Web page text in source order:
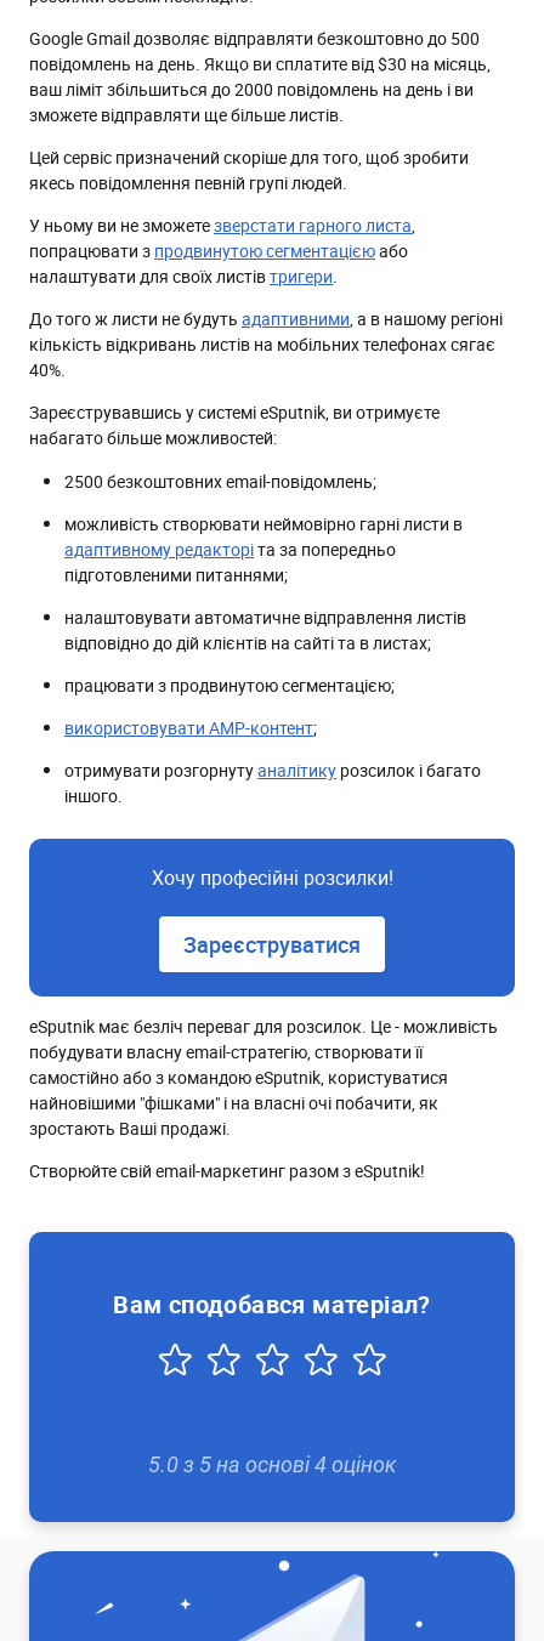
Google Gmail дозволяє відправляти безкоштовно до 500
повідомлень на день. Якщо ви сплатите від $30 на місяць,
ваш ліміт збільшиться до 2000 повідомлень на день і ви
зможете відправляти ще більше листів.
Цей сервіс призначений скоріше для того, щоб зробити
якесь повідомлення певній групі людей.
У ньому ви не зможетезверстати гарного листа
попрацювати з продвинутою сегментацієюабо
налаштувати для своїх листівтригери
До того ж листи не будуть адаптивними , а в нашому регіоні
кількість відкривань листів на мобільних телефонах сягає
40%.
Зареєструвавшись у системі eSputnik, ви отримуєте
набагато більше можливостей:
2500 безкоштовних email-повідомлень;
можливість створювати неймовірно гарні листи в
адаптивному редакторіта за попередньо
підготовленими питаннями;
налаштовувати автоматичне відправлення листів
відповідно до дій клієнтів на сайті та в листах;
працювати з продвинутою сегментацією;
використовувати AMP-контент;
отримувати розгорнутуаналітику розсилок і багато
іншого.
Зареєструватися
Хочу професійні розсилки!
eSputnik має безліч переваг для розсилок. Це - можливість
побудувати власну email-стратегію, створювати її
самостійно або з командою eSputnik, користуватися
найновішими "фішками" і на власні очі побачити, як
зростають Ваші продажі.
Створюйте свій email-маркетинг разом з eSputnik!
Вам сподобався матеріал?
5.0з 5на основі4 оцінок